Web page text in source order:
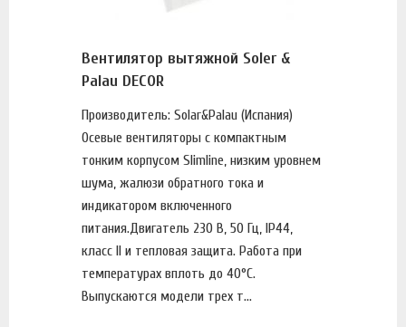
Вентилятор вытяжной Soler &
Palau DECOR
Производитель: Solar&Palau (Испания)
Осевые вентиляторы с компактным
тонким корпусом Slimline, низким уровнем
шума, жалюзи обратного тока и
индикатором включенного
питания.Двигатель 230 В, 50 Гц, IP44,
класс II и тепловая защита. Работа при
температурах вплоть до 40°C.
Выпускаются модели трех т...